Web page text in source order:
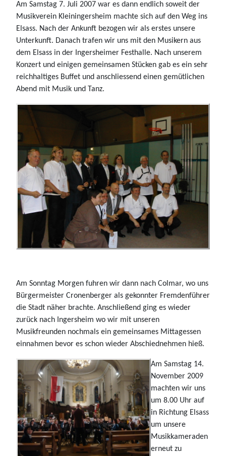
Am Samstag 7. Juli 2007 war es dann endlich soweit der
Musikverein Kleiningersheim machte sich auf den Weg ins
Elsass. Nach der Ankunft bezogen wir als erstes unsere
Unterkunft. Danach trafen wir uns mit den Musikern aus
dem Elsass in der Ingersheimer Festhalle. Nach unserem
Konzert und einigen gemeinsamen Stücken gab es ein sehr
reichhaltiges Buffet und anschliessend einen gemütlichen
Abend mit Musik und Tanz.
Am Sonntag Morgen fuhren wir dann nach Colmar, wo uns
Bürgermeister Cronenberger als gekonnter Fremdenführer
die Stadt näher brachte. Anschließend ging es wieder
zurück nach Ingersheim wo wir mit unseren
Musikfreunden nochmals ein gemeinsames Mittagessen
einnahmen bevor es schon wieder Abschiednehmen hieß.
Am Samstag 14.
November 2009
machten wir uns
um 8.00 Uhr auf
in Richtung Elsass
um unsere
Musikkameraden
erneut zu